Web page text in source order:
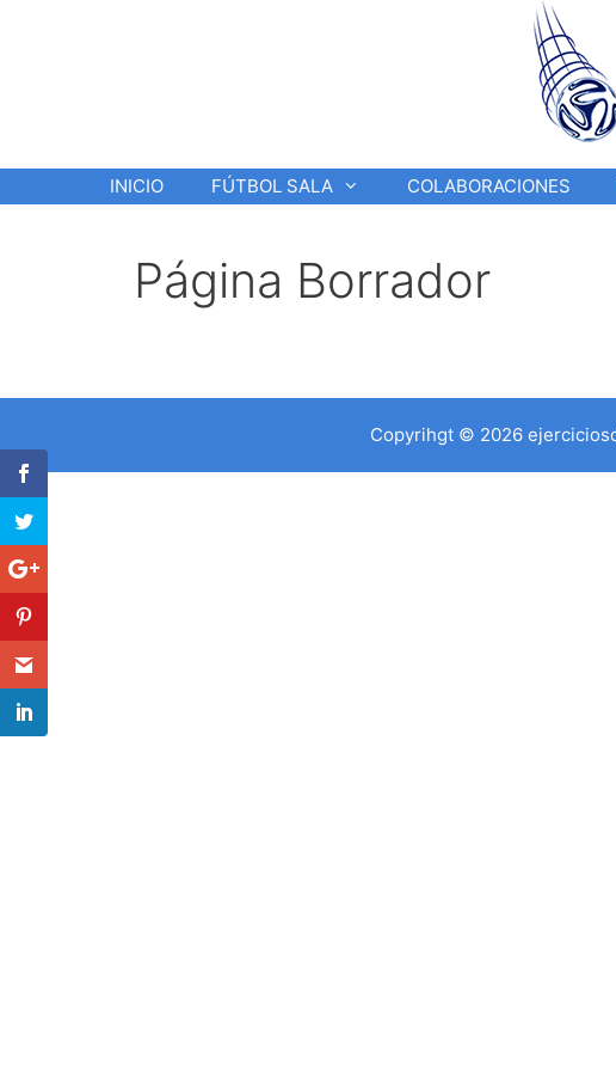
INICIO FÚTBOL SALA COLABORACIONES
Página Borrador
Copyrihgt © 2026